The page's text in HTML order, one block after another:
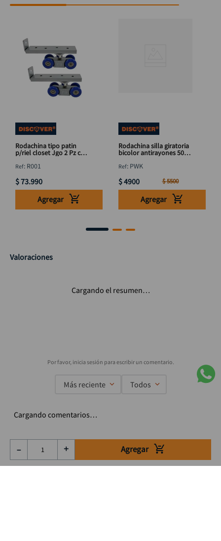
＋
－ Agregar
Rodachina tipo patin
p/riel closet Jgo 2 Pz con
: R001
$73.990
Agregar
Rodachina silla giratoria
bicolor antirayones 50
: PWK
$4900 $5500
Agregar
Valoraciones
Cargando el resumen…
Más reciente Todos
Cargando comentarios…
Suscríbete a nuestro Newsletter